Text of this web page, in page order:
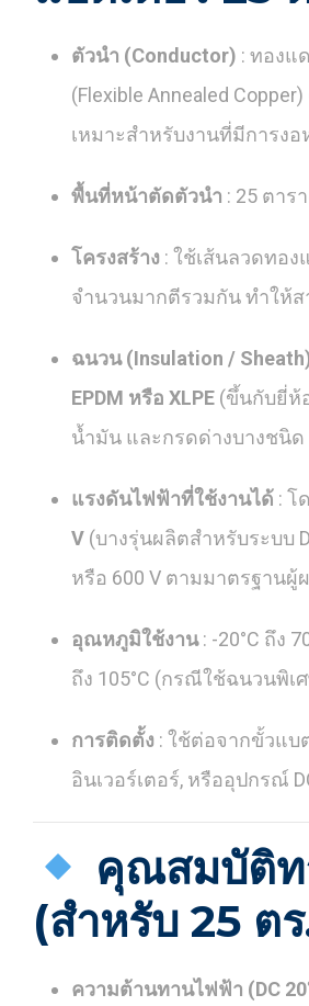
ตัวนำ (Conductor) : ทองแ
(Flexible Annealed
เหมาะสำหรับงานที่มีการง
พื้นที่หน้าตัดตัวนำ : 25 ตาร
โครงสร้าง : ใช้เส้นลวดทอง
จำนวนมากตีรวมกัน ทำให้ส
ฉนวน (Insulation /
EPDM หรือ XLPE (ขึ้นกับยี่ห้
น้ำมัน และกรดด่างบางชนิด
แรงดันไฟฟ้าที่ใช้งานได้ : โ
V (บางรุ่นผลิตสำหรับระบบ
หรือ 600 V ตามมาตรฐานผู้
อุณหภูมิใช้งาน: -20°C ถึง
ถึง 105°C (กรณีใช้ฉนวนพิเ
การติดตั้ง : ใช้ต่อจากขั้วแบ
อินเวอร์เตอร์, หรืออุปกรณ์
คุณสมบัติท
(สำหรับ 25 ต
ความต้านทานไฟฟ้า (DC